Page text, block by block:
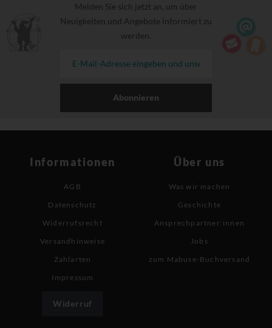
Melden Sie sich jetzt an, um über
Neuigkeiten und Angebote informiert zu
werden.
Abonnieren
Informationen
AGB
Datenschutz
Widerrufsrecht
Versandhinweise
Zahlarten
Impressum
Widerruf
Über uns
Was wir machen
Geschichte
Ansprechpartner:innen
Jobs
zum Mabuse-Buchversand